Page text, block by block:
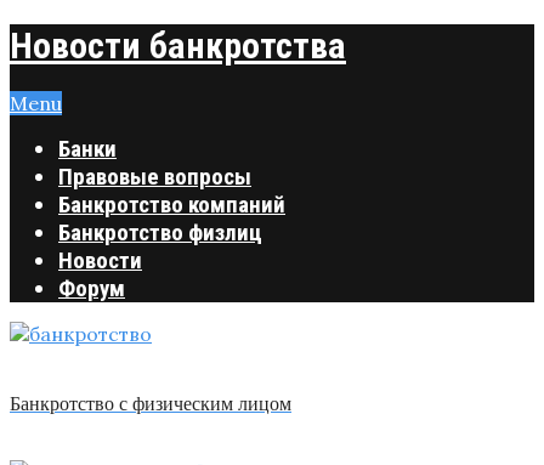
Новости банкротства
Menu
Банки
Правовые вопросы
Банкротство компаний
Банкротство физлиц
Новости
Форум
Банкротство с физическим лицом